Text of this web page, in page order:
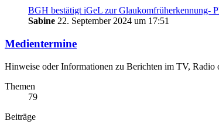
BGH bestätigt iGeL zur Glaukomfrüherkennung-
Sabine 22. September 2024 um 17:51
Medientermine
Hinweise oder Informationen zu Berichten im TV, Radio
Themen
79
Beiträge